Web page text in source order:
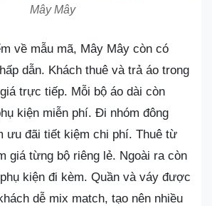
Mây Mây
về mẫu mã, Mây Mây còn có
dẫn. Khách thuê và trả áo trong
trực tiếp. Mỗi bộ áo dài còn
kiện miễn phí. Đi nhóm đông
ưu đãi tiết kiệm chi phí. Thuê từ
giá từng bộ riêng lẻ. Ngoài ra còn
kiện đi kèm. Quần và váy được
dễ mix match, tạo nên nhiều